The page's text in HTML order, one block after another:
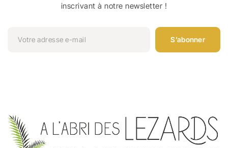
inscrivant à notre newsletter !
S’abonner